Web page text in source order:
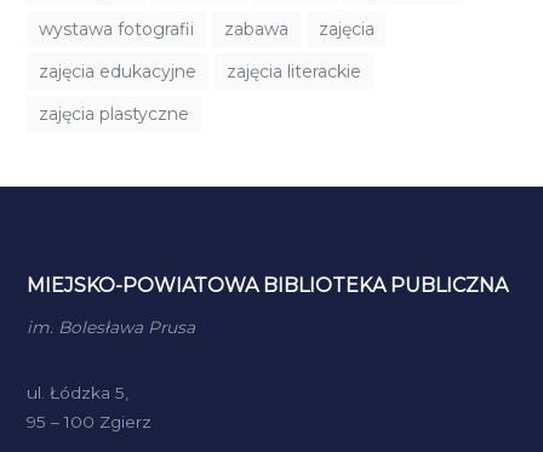
wystawa fotografii
zabawa
zajęcia
zajęcia edukacyjne
zajęcia literackie
zajęcia plastyczne
MIEJSKO-POWIATOWA BIBLIOTEKA PUBLICZNA
im. Bolesława Prusa
ul. Łódzka 5,
95 – 100 Zgierz